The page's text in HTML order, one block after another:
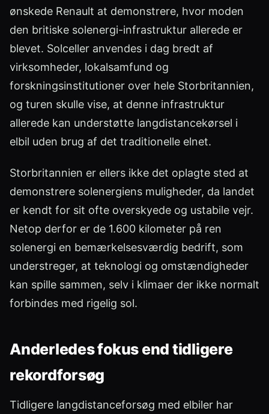
ønskede Renault at demonstrere, hvor moden
den britiske solenergi-infrastruktur allerede er
blevet. Solceller anvendes i dag bredt af
virksomheder, lokalsamfund og
forskningsinstitutioner over hele Storbritannien,
og turen skulle vise, at denne infrastruktur
allerede kan understøtte langdistancekørsel i
elbil uden brug af det traditionelle elnet.
Storbritannien er ellers ikke det oplagte sted at
demonstrere solenergiens muligheder, da landet
er kendt for sit ofte overskyede og ustabile vejr.
Netop derfor er de 1.600 kilometer på ren
solenergi en bemærkelsesværdig bedrift, som
understreger, at teknologi og omstændigheder
kan spille sammen, selv i klimaer der ikke normalt
forbindes med rigelig sol.
Anderledes fokus end tidligere
rekordforsøg
Tidligere langdistanceforsøg med elbiler har